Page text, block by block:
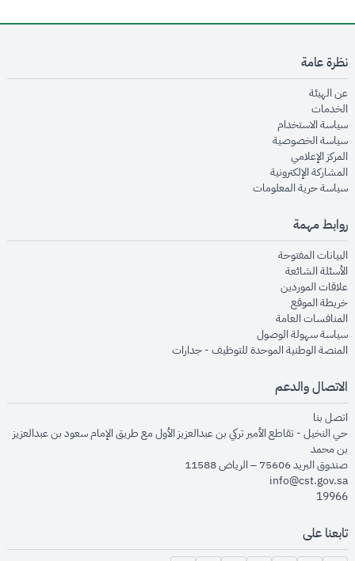
نظرة عامة
عن الهيئةopens in new window
الخدماتopens in new window
سياسة الاستخدام
سياسة الخصوصيةopens in new window
المركز الإعلاميopens in new window
المشاركة الإلكترونيةopens in new window
سياسة حرية المعلوماتopens in new window
روابط مهمة
البيانات المفتوحةopens in new window
الأسئلة الشائعةopens in new window
علاقات الموردينopens in new window
خريطة الموقعopens in new window
المنافسات العامةopens in new window
سياسة سهولة الوصولopens in new window
المنصة الوطنية الموحدة للتوظيف - جداراتopens in new window
الاتصال والدعم
اتصل بنا
حي النخيل - تقاطع الأمير تركي بن عبدالعزيز الأول مع طريق الإمام سعود بن عبدالعزيز
بن محمد
صندوق البريد 75606 – الرياض 11588
info@cst.gov.sa
19966
تابعنا على